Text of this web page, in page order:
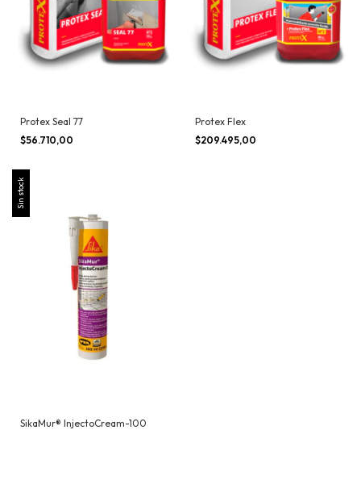
Protex Seal 77
$56.710,00
Protex Flex
$209.495,00
Sin stock
SikaMur® InjectoCream-100